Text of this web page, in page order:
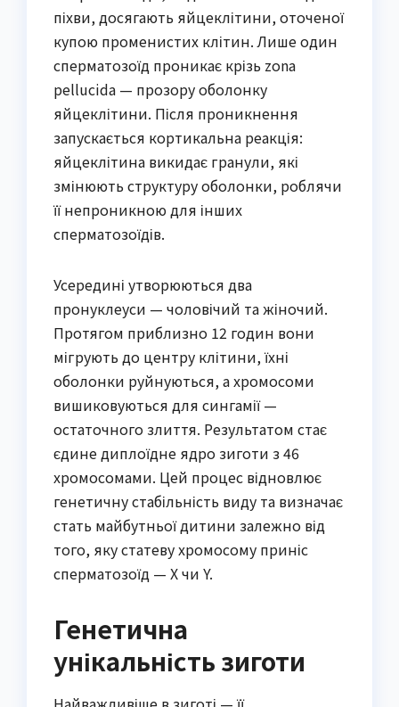
піхви, досягають яйцеклітини, оточеної
купою променистих клітин. Лише один
сперматозоїд проникає крізь zona
pellucida — прозору оболонку
яйцеклітини. Після проникнення
запускається кортикальна реакція:
яйцеклітина викидає гранули, які
змінюють структуру оболонки, роблячи
її непроникною для інших
сперматозоїдів.
Усередині утворюються два
пронуклеуси — чоловічий та жіночий.
Протягом приблизно 12 годин вони
мігрують до центру клітини, їхні
оболонки руйнуються, а хромосоми
вишиковуються для сингамії —
остаточного злиття. Результатом стає
єдине диплоїдне ядро зиготи з 46
хромосомами. Цей процес відновлює
генетичну стабільність виду та визначає
стать майбутньої дитини залежно від
того, яку статеву хромосому приніс
сперматозоїд — X чи Y.
Генетична
унікальність зиготи